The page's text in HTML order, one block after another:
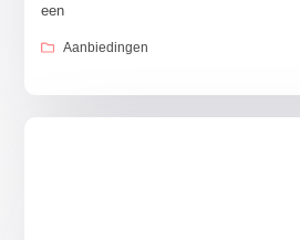
een
Aanbiedingen